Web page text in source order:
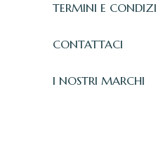
TERMINI E
CONTATTACI
I NOSTRI MARCHI